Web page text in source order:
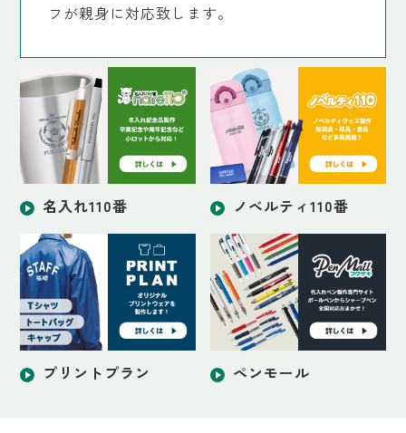
フが親身に対応致します。
名入れ110番 ノベルティ110番
プリントプラン ペンモール